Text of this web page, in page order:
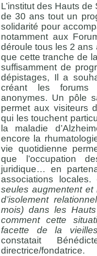
L’institut des Hauts
de 30 ans tout un
solidarité pour
notamment aux
déroule tous les 2 ans
que cette tranche de
suffisamment de
dépistages, Il a
créant les
anonymes. Un pôle
permet aux visiteurs
qui les touchent
la maladie
encore la
vie quotidienne
que l’occupation
juridique… en
associations locales.
seules augmentent
d’isolement
mois) dans les
comment cette
facette de la
constatait
directrice/fondatrice.